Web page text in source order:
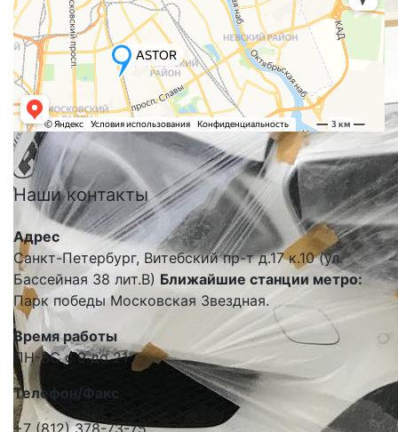
Нашиконтакты
Адрес
Санкт-Петербург, Витебский пр-т д.17 к.10 (ул.
Бассейная 38 лит.В) Ближайшие станции метро:
Парк победы Московская Звездная.
Время работы
ПН-ВС с 9 до 21
Телефон/Факс
+7 (812) 378-73-75